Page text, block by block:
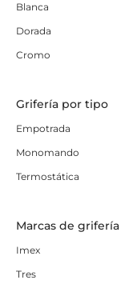
Blanca
Dorada
Cromo
Grifería por tipo
Empotrada
Monomando
Termostática
Marcas de grifería
Imex
Tres